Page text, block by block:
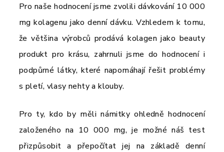
Pro naše hodnocení jsme zvolili dávkování 10 000
mg kolagenu jako denní dávku. Vzhledem k tomu,
že většina výrobců prodává kolagen jako beauty
produkt pro krásu, zahrnuli jsme do hodnocení i
podpůrné látky, které napomáhají řešit problémy
s pletí, vlasy nehty a klouby.
Pro ty, kdo by měli námitky ohledně hodnocení
založeného na 10 000 mg, je možné náš test
přizpůsobit a přepočítat jej na základě denní